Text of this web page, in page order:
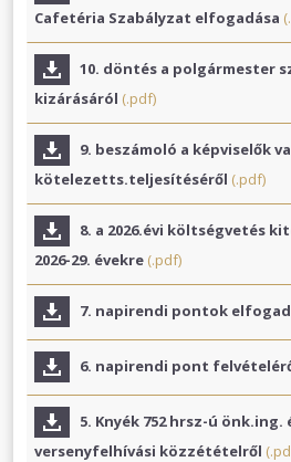
Cafetéria Szabályzat elfogadása
10. döntés a polgármester
kizárásáról (.pdf)
9. beszámoló a képviselők
kötelezetts.teljesítéséről (.pdf)
8. a 2026.évi költségvetés
2026-29. évekre (.pdf)
7. napirendi pontok
6. napirendi pont
5. Knyék 752 hrsz-ú
versenyfelhívási közzétételről